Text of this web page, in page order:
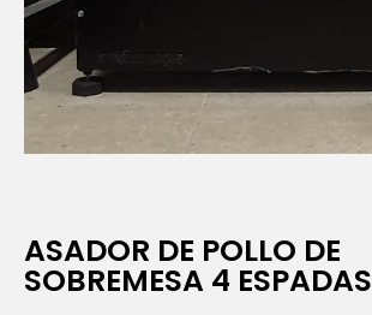
ASADOR DE POLLO DE
SOBREMESA 4 ESPADAS